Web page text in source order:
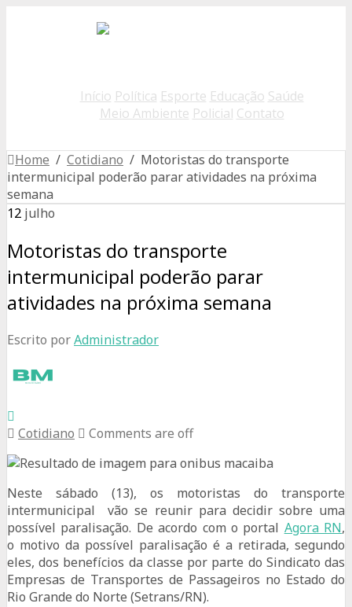
Início Política Esporte Educação Saúde
Meio Ambiente Policial Contato
Home / Cotidiano / Motoristas do transporte
intermunicipal poderão parar atividades na próxima
semana
12 julho
Motoristas do transporte
intermunicipal poderão parar
atividades na próxima semana
Escrito porAdministrador
Cotidiano Comments are off
Neste sábado (13), os motoristas do transporte
intermunicipal vão se reunir para decidir sobre uma
possível paralisação. De acordo com o portal Agora RN,
o motivo da possível paralisação é a retirada, segundo
eles, dos benefícios da classe por parte do Sindicato das
Empresas de Transportes de Passageiros no Estado do
Rio Grande do Norte (Setrans/RN).